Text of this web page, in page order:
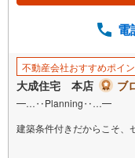
電
不動産会社おすすめポイン
大成住宅 本店 ブ
━…‥Planning‥…━
建築条件付きだからこそ、
お客様の生活スタイルや